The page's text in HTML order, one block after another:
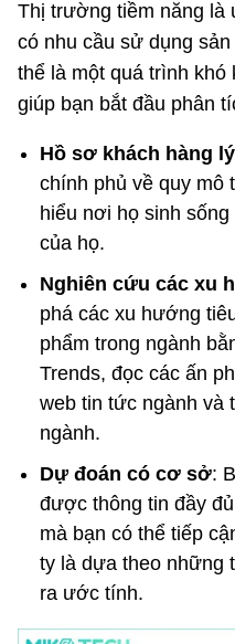
Thị trường tiềm năng
có nhu cầu sử dụng
thể là một quá trình khó
giúp bạn bắt đầu phân
Hồ sơ khách hàng
chính phủ về quy mô
hiểu nơi họ sinh
của họ.
Nghiên cứu các xu
phá các xu hướng
phẩm trong ngành
Trends, đọc các ấn
web tin tức ngành và
ngành.
Dự đoán có cơ sở:
được thông tin đầy
mà bạn có thể tiếp
ty là dựa theo những
ra ước tính.